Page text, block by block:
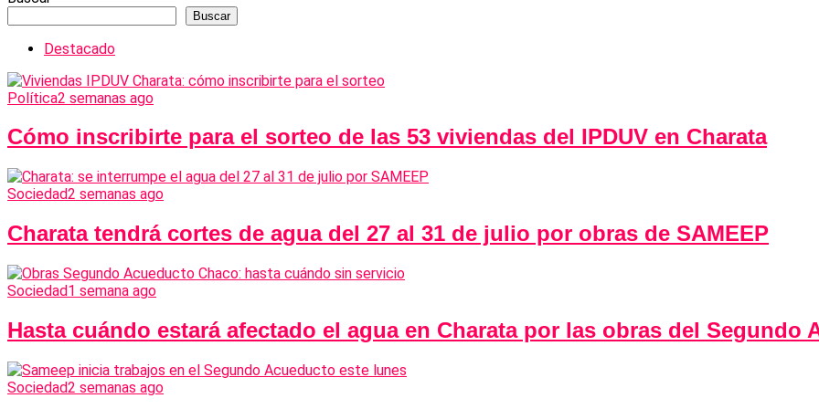
Buscar
Destacado
Política2 semanas ago
Cómo inscribirte para el sorteo de las 53 viviendas del IPDUV en Charata
Sociedad2 semanas ago
Charata tendrá cortes de agua del 27 al 31 de julio por obras de SAMEEP
Sociedad1 semana ago
Hasta cuándo estará afectado el agua en Charata por las obras del Segundo
Sociedad2 semanas ago